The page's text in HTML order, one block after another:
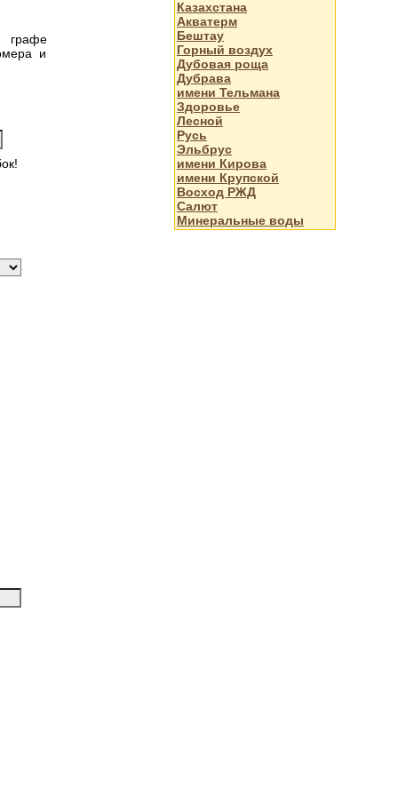
графе
и
Казахстана
Акватерм
Бештау
Горный воздух
Дубовая роща
Дубрава
имени Тельмана
Здоровье
Лесной
Русь
Эльбрус
имени Кирова
имени Крупской
Восход РЖД
Салют
Минеральные воды